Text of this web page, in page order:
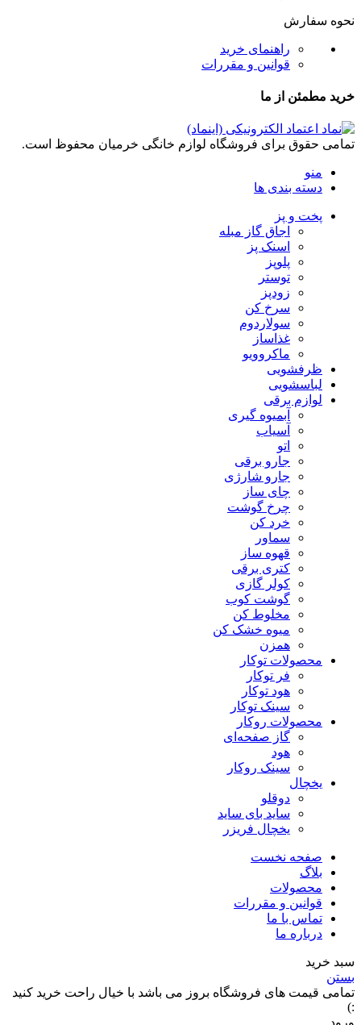
نحوه سفارش
راهنمای خرید
قوانین و مقررات
خرید مطمئن از ما
تمامی حقوق برای فروشگاه لوازم خانگی خرمیان محفوظ است.
منو
دسته بندی ها
پخت و پز
اجاق گاز مبله
اسنک پز
پلوپز
توستر
زودپز
سرخ کن
سولاردوم
غذاساز
ماکروویو
ظرفشویی
لباسشویی
لوازم برقی
آبمیوه گیری
آسیاب
اتو
جارو برقی
جارو شارژی
چای ساز
چرخ گوشت
خرد کن
سماور
قهوه ساز
کتری برقی
کولر گازی
گوشت کوب
مخلوط کن
میوه خشک کن
همزن
محصولات توکار
فر توکار
هود توکار
سینک توکار
محصولات روکار
گاز صفحه‌ای
هود
سینک روکار
یخچال
دوقلو
ساید بای ساید
یخچال فریزر
صفحه نخست
بلاگ
محصولات
قوانین و مقررات
تماس با ما
درباره ما
سبد خرید
بستن
تمامی قیمت های فروشگاه بروز می باشد با خیال راحت خرید کنید
:)